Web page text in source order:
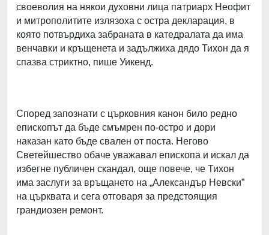
своеволия на някои духовни лица патриарх Неофит
и митрополитите излязоха с остра декларация, в
която потвърдиха забраната в катедралата да има
венчавки и кръщенета и задължиха дядо Тихон да я
спазва стриктно, пише Уикенд.
Според запознати с църковния канон било редно
епископът да бъде смъмрен по-остро и дори
наказан като бъде свален от поста. Негово
Светейшество обаче уважавал епископа и искал да
избегне публичен скандал, още повече, че Тихон
има заслуги за връщането на „Александър Невски”
на църквата и сега отговаря за предстоящия
грандиозен ремонт.